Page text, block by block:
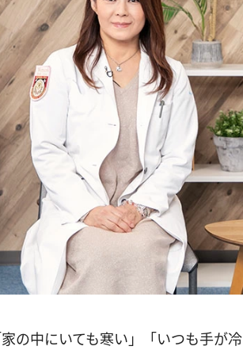
家の中にいても寒い」「いつも手が